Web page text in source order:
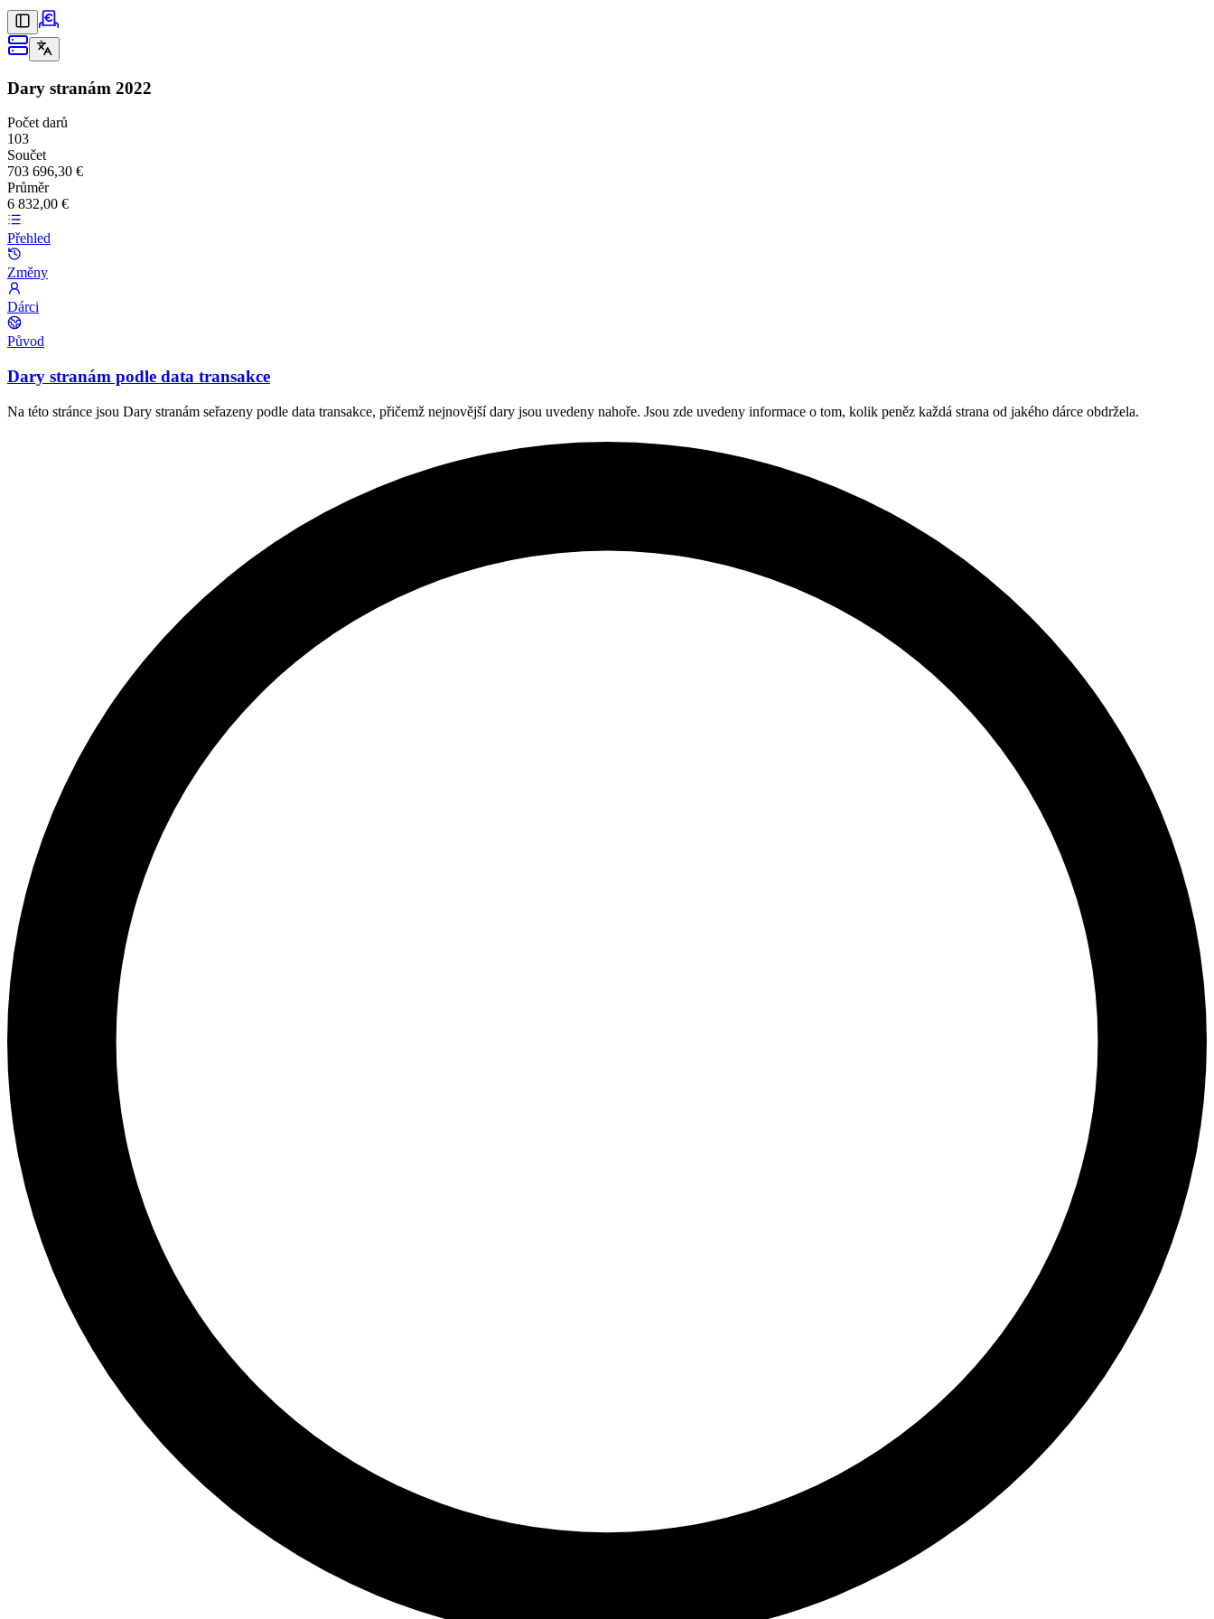
Dary stranám 2022
Počet darů
103
Součet
703 696,30 €
Průměr
6 832,00 €
Přehled
Změny
Dárci
Původ
Dary stranám podle data transakce
Na této stránce jsou Dary stranám seřazeny podle data transakce, přičemž nejnovější dary jsou uvedeny nahoře. Jsou zde uvedeny informace o tom, kolik peněz každá strana od jakého dárce obdržela.